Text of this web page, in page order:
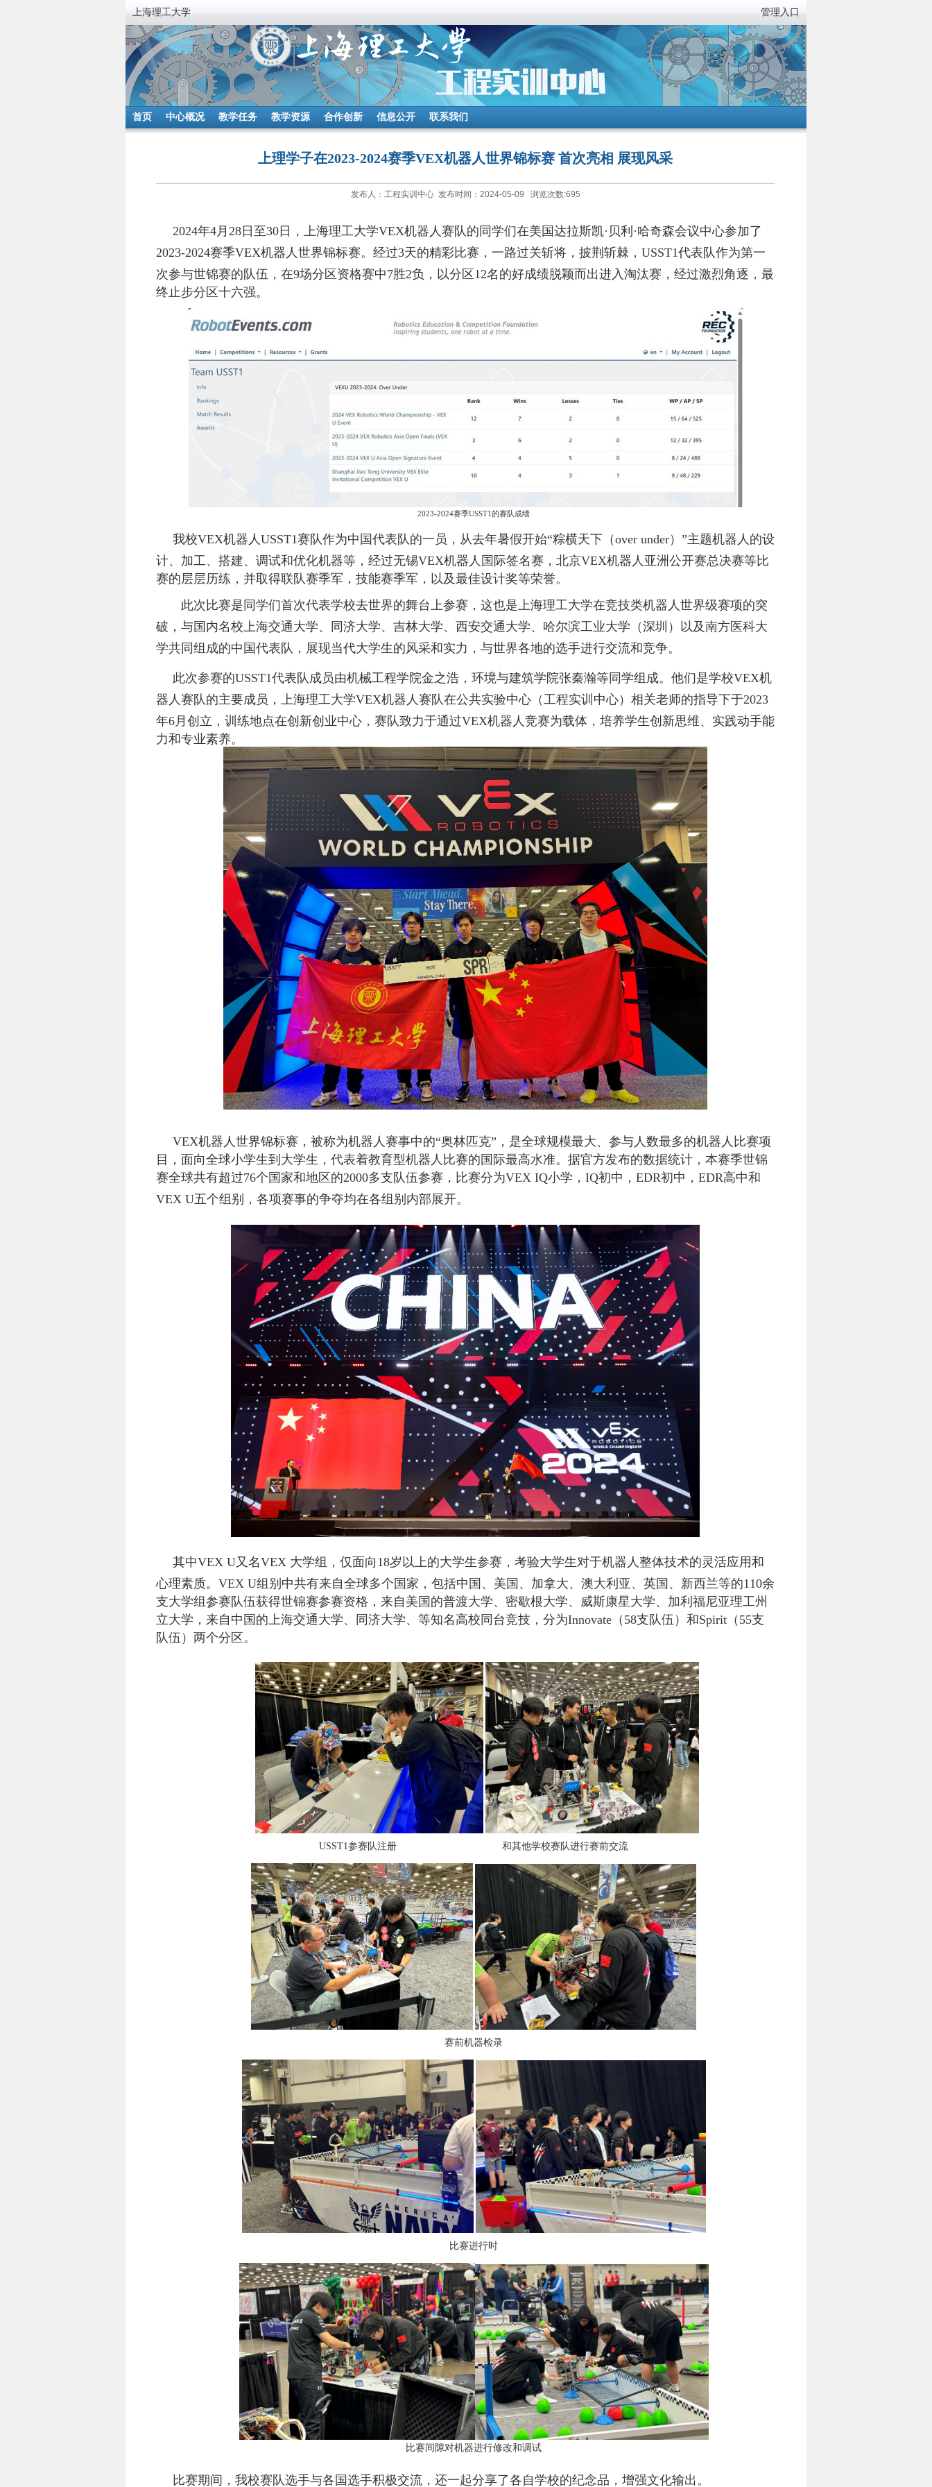
上海理工大学 管理入口
首页 中心概况 教学任务 教学资源 合作创新 信息公开 联系我们
上理学子在2023-2024赛季VEX机器人世界锦标赛 首次亮相 展现风采
发布人：工程实训中心 发布时间：2024-05-09 浏览次数:695
2024年4月 28 日至30 日，上海理工大学VEX机器人赛队的同学们在美国达拉斯凯· 贝利 ·哈奇森会议中心参加了
2023-2024赛季VEX机器人世界锦标赛。经过3天的精彩比赛，一路过关斩将，披荆斩棘， USST1代表队作为第一
次参与世锦赛的队伍，在9场分区资格赛中7胜2负，以分区 12名的好成绩脱颖而出进入淘汰赛，经过激烈角逐，最
终止步分区十六强。
2023-2024赛季USST1的赛队成绩
我校VEX机器人USST1赛队作为中国代表队的一员，从去年暑假开始“粽横天下（over under）”主题机器人的设
计、加工、搭建、调试和优化机器等，经过无锡VEX机器人国际签名赛，北京VEX机器人亚洲公开赛总决赛等比
赛的层层历练，并取得联队赛季军，技能赛季军，以及最佳设计奖等荣誉。
此次比赛是同学们首次代表学校去世界的舞台上参赛，这也是上海理工大学在竞技类机器人世界级赛项的突
破，与国内名校上海交通大学、同济大学、吉林大学、西安交通大学、哈尔滨工业大学（深圳）以及南方医科大
学共同组成的中国代表队，展现当代大学生的风采和实力，与世界各地的选手进行交流和竞争。
此次参赛的USST1代表队成员由机械工程学院金之浩，环境与建筑学院张秦瀚等同学组成。他们是学校VEX机
器人赛队的主要成员，上海理工大学VEX机器人赛队在公共实验中心（工程实训中心）相关老师的指导下于2023
年6月创立，训练地点在创新创业中心，赛队致力于通过VEX机器人竞赛为载体，培养学生创新思维、实践动手能
力和专业素养。
VEX机器人世界锦标赛，被称为机器人赛事中的“奥林匹克”，是全球规模最大、参与人数最多的机器人比赛项
目，面向全球小学生到大学生，代表着教育型机器人比赛的国际最高水准。据官方发布的数据统计，本赛季世锦
赛全球共有超过76个国家和地区的2000多支队伍参赛，比赛分为VEX IQ小学， IQ初中， EDR初中， EDR高中和
VEX U五个组别，各项赛事的争夺均在各组别内部展开。
其中VEX U又名VEX 大学组，仅面向 18岁以上的大学生参赛，考验大学生对于机器人整体技术的灵活应用和
心理素质。 VEX U组别中共有来自全球多个国家，包括中国、美国、加拿大、澳大利亚、英国、新西兰等的110余
支大学组参赛队伍获得世锦赛参赛资格，来自美国的普渡大学、密歇根大学、威斯康星大学、加利福尼亚理工州
立大学，来自中国的上海交通大学、同济大学、等知名高校同台竞技，分为Innovate （ 58支队伍）和Spirit （ 55支
队伍）两个分区。
USST1参赛队注册 和其他学校赛队进行赛前交流
赛前机器检录
比赛进行时
比赛间隙对机器进行修改和调试
比赛期间，我校赛队选手与各国选手积极交流，还一起分享了各自学校的纪念品，增强文化输出。